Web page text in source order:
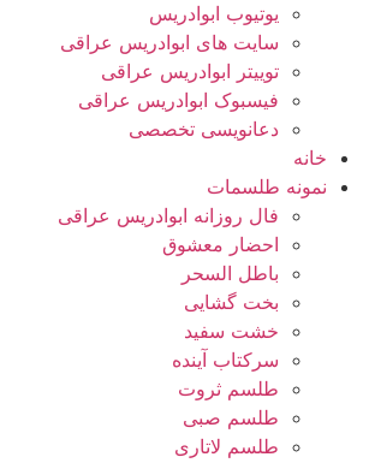
یوتیوب ابوادریس
سایت های ابوادریس عراقی
توییتر ابوادریس عراقی
فیسبوک ابوادریس عراقی
دعانویسی تخصصی
خانه
نمونه طلسمات
فال روزانه ابوادریس عراقی
احضار معشوق
باطل السحر
بخت گشایی
خشت سفید
سرکتاب آینده
طلسم ثروت
طلسم صبی
طلسم لاتاری